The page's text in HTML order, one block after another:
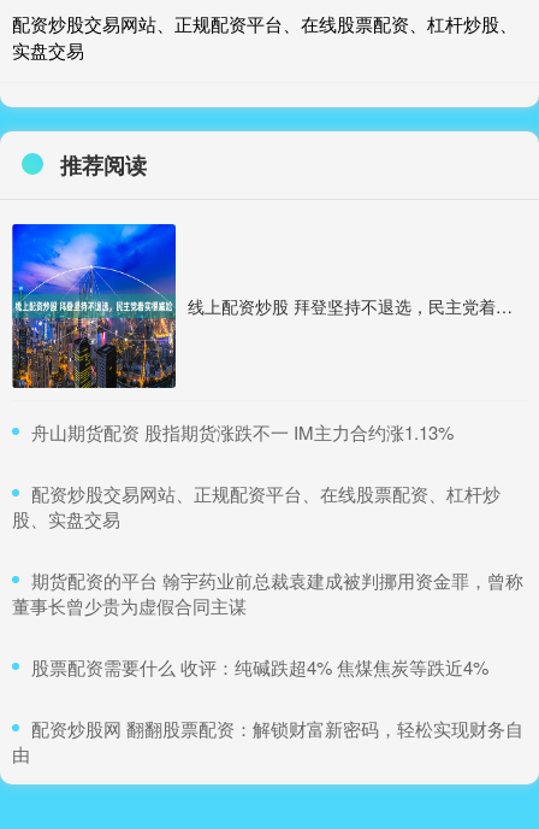
配资炒股交易网站、正规配资平台、在线股票配资、杠杆炒股、
实盘交易
推荐阅读
线上配资炒股 拜登坚持不退选，民主党着实很尴尬
​舟山期货配资 股指期货涨跌不一 IM主力合约涨1.13%
​配资炒股交易网站、正规配资平台、在线股票配资、杠杆炒
股、实盘交易
​期货配资的平台 翰宇药业前总裁袁建成被判挪用资金罪，曾称
董事长曾少贵为虚假合同主谋
​股票配资需要什么 收评：纯碱跌超4% 焦煤焦炭等跌近4%
​配资炒股网 翻翻股票配资：解锁财富新密码，轻松实现财务自
由